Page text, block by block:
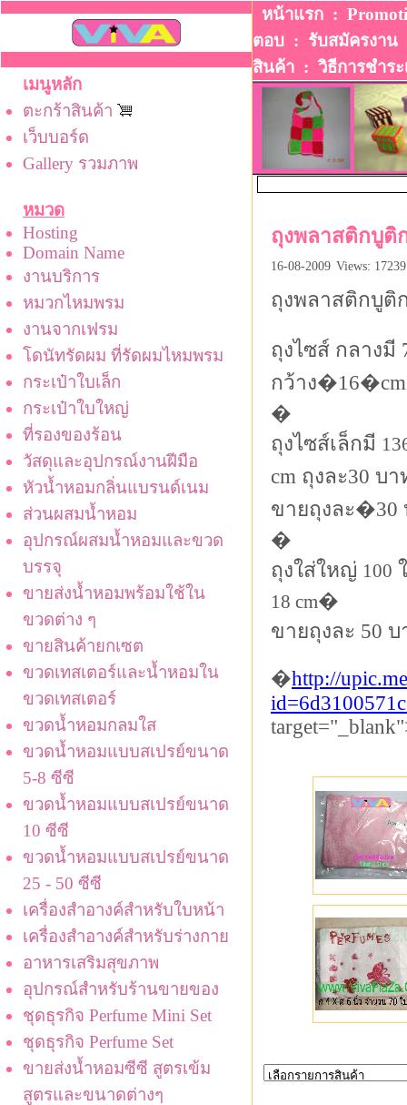
เมนูหลัก
ตะกร้าสินค้า
เว็บบอร์ด
Gallery รวมภาพ
หมวด
Hosting
Domain Name
งานบริการ
หมวกไหมพรม
งานจากเฟรม
โดนัทรัดผม ที่รัดผมไหมพรม
กระเป๋าใบเล็ก
กระเป๋าใบใหญ่
ที่รองของร้อน
วัสดุและอุปกรณ์งานฝีมือ
หัวน้ำหอมกลิ่นแบรนด์เนม
ส่วนผสมน้ำหอม
อุปกรณ์ผสมน้ำหอมและขวด
บรรจุ
ขายส่งน้ำหอมพร้อมใช้ใน
ขวดต่าง ๆ
ขายสินค้ายกเซต
ขวดเทสเตอร์และน้ำหอมใน
ขวดเทสเตอร์
ขวดน้ำหอมกลมใส
ขวดน้ำหอมแบบสเปรย์ขนาด
5-8 ซีซี
ขวดน้ำหอมแบบสเปรย์ขนาด
10 ซีซี
ขวดน้ำหอมแบบสเปรย์ขนาด
25 - 50 ซีซี
เครื่องสำอางค์สำหรับใบหน้า
เครื่องสำอางค์สำหรับร่างกาย
อาหารเสริมสุขภาพ
อุปกรณ์สำหรับร้านขายของ
ชุดธุรกิจ Perfume Mini Set
ชุดธุรกิจ Perfume Set
ขายส่งน้ำหอมซีซี สูตรเข้ม
สูตรและขนาดต่างๆ
หน้าแรก :
ตอบ : รับสมัครงาน
สินค้า :วิธีการชําระ
ถุงพลาสติกบูติ
16-08-2009 Views: 17239
ถุงพลาสติกบูติ
ถุงไซส์ กลางมี
กว้าง
�
ถุงไซส์เล็กมี
cm ถุงละ30 บา
ขายถุงละ�30
�
ถุงใส่ใหญ่ 100
18 cm�
ขายถุงละ 50 บ
�http://